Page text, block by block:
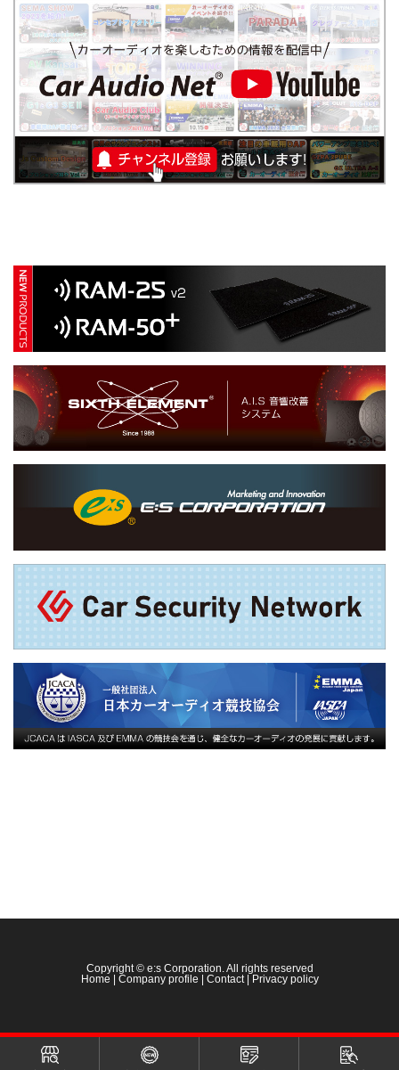
Copyright © e:s Corporation. All rights reserved
Home
Company profile Contact| Privacy policy